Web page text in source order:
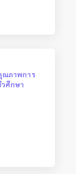
ณภาพการ
ศึกษา